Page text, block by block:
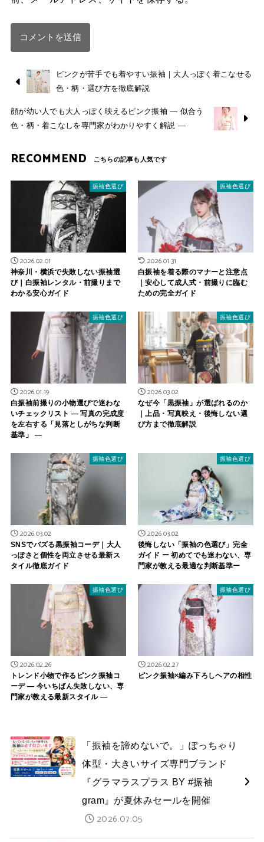
ピンクが苦手でも着やすい振袖｜大人っぽく着こなせる
色・柄・選び方を徹底解説
顔が幼い人でも大人っぽく映えるピンク振袖 — 似合う
色・柄・着こなしを専門家がわかりやすく解説 —
RECOMMEND
振袖色選び
2026.02.01
神奈川・横浜で失敗しない振袖選
び｜白振袖レンタル・前撮りまで
わかる安心ガイド
振袖色選び
2026.01.31
白振袖を着る際のマナーと注意点
｜安心して成人式・前撮りに臨む
ための完全ガイド
振袖色選び
2026.01.19
白振袖前撮りの小物選びで迷わな
いチェックリスト ― 写真の完成度
を左右する「見落としがちな判断
基準」 ―
振袖色選び
2026.03.02
なぜ今「黒振袖」が選ばれるのか
｜上品・写真映え・後悔しない選
び方まで徹底解説
振袖色選び
2026.03.02
SNSでバズる黒振袖コーデ｜大人
っぽさと個性を両立させる最新ス
タイル徹底ガイド
振袖色選び
2026.03.02
後悔しない「振袖の色選び」完全
ガイド ー 初めてでも迷わない、専
門家が教える最適な判断基準ー
振袖色選び
2026.02.26
トレンド小物で作るピンク振袖コ
ーデ ― 今いちばん失敗しない、専
門家が教える最新スタイル ―
振袖色選び
2026.02.27
ピンク振袖×編み下ろしヘアの相性
「振袖を諦めないで。」ぽっちゃり
体型・大きいサイズ専門ブランド
『グラマラスプラス BY #振袖
gram』が夏休みセールを開催
2026.07.05